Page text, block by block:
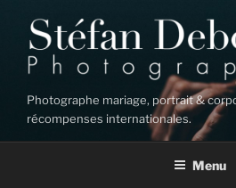
contenu
principal
Photographe mariage, portrait &
récompenses internationales.
Menu